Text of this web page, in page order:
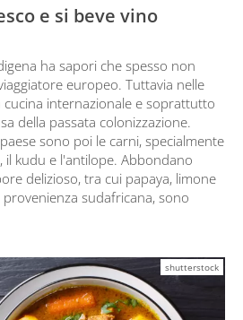
e si beve vino
ha sapori che spesso non
europeo. Tuttavia nelle
cucina internazionale e soprattutto
della passata colonizzazione.
sono poi le carni, specialmente
il kudu e l'antilope. Abbondano
delizioso, tra cui papaya, limone
provenienza sudafricana, sono
shutterstock